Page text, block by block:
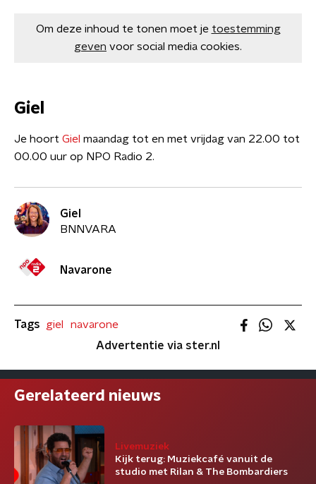
Om deze inhoud te tonen moet je toestemming
geven voor social media cookies.
Giel
Je hoort Giel maandag tot en met vrijdag van 22.00 tot
00.00 uur op NPO Radio 2.
Giel
BNNVARA
Navarone
Tags giel
navarone
Advertentie via ster.nl
Gerelateerd nieuws
Livemuziek
Kijk terug: Muziekcafé vanuit de
studio met Rilan & The Bombardiers